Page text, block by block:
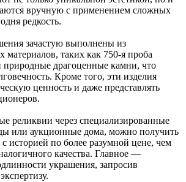
вручную с применением сложных
редкость.
зачастую выполнены из
материалов, таких как 750-я проба
природные драгоценные камни, что
Кроме того, эти изделия
ценность и даже представлять
реликвии через специализированные
или аукционные дома, можно получить
историей по более разумной цене, чем
качества. Главное —
украшения, запросив